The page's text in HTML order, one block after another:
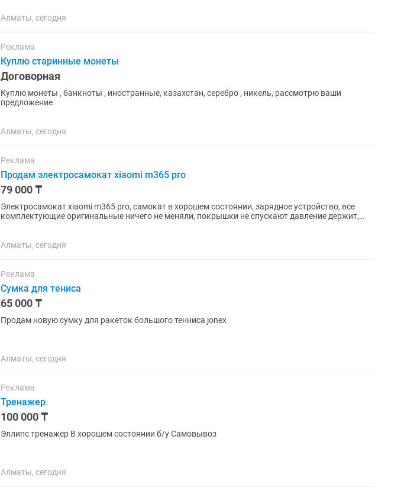
Алматы, сегодня
Реклама
Куплю старинные монеты
Договорная
Куплю монеты , банкноты , иностранные, казахстан, серебро , никель, рассмотрю ваши
предложение
Алматы, сегодня
Реклама
Продам электросамокат xiaomi m365 pro
79 000 ₸
Электросамокат xiaomi m365 pro, самокат в хорошем состоянии, зарядное устройство, все
комплектующие оригинальные ничего не меняли, покрышки не спускают давление держит,
Алматы, сегодня
Реклама
Сумка для тениса
65 000 ₸
Продам новую сумку для ракеток большого тенниса jonex
Алматы, сегодня
Реклама
Тренажер
100 000 ₸
Эллипс тренажер В хорошем состоянии б/у Самовывоз
Алматы, сегодня